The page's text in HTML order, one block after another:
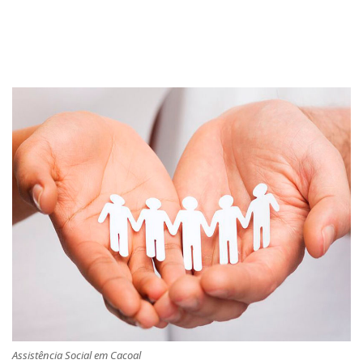
Assistência Social em Cacoal